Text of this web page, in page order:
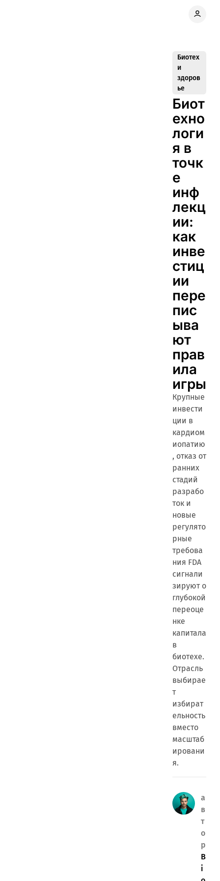
Биотех
и
здоров
ье
Биот
ехно
логи
я в
точк
е
инф
лекц
ии:
как
инве
стиц
ии
пере
пис
ыва
ют
прав
ила
игры
Крупные
инвести
ции в
кардиом
иопатию
, отказ от
ранних
стадий
разрабо
ток и
новые
регулято
рные
требова
ния FDA
сигнали
зируют о
глубокой
переоце
нке
капитала
в
биотехе.
Отрасль
выбирае
т
избират
ельность
вместо
масштаб
ировани
я.
а
в
т
о
р
B
i